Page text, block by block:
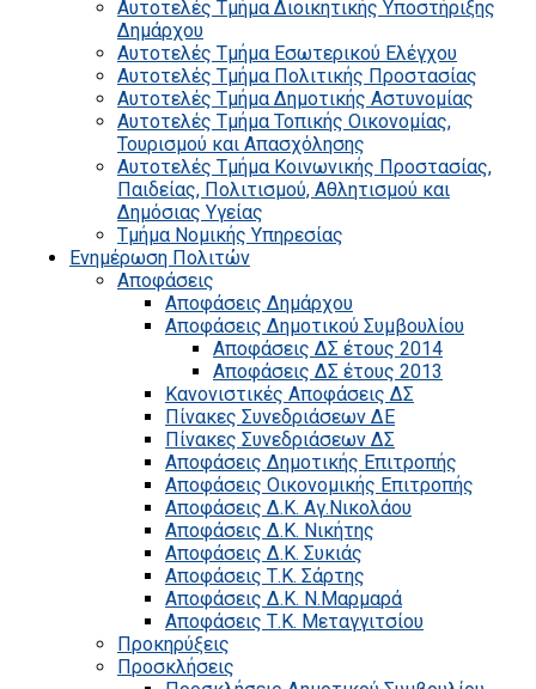
Αυτοτελές Τμήμα Διοικητικής Υποστήριξης
Δημάρχου
Αυτοτελές Τμήμα Εσωτερικού Ελέγχου
Αυτοτελές Τμήμα Πολιτικής Προστασίας
Αυτοτελές Τμήμα Δημοτικής Αστυνομίας
Αυτοτελές Τμήμα Τοπικής Οικονομίας,
Τουρισμού και Απασχόλησης
Αυτοτελές Τμήμα Κοινωνικής Προστασίας,
Παιδείας, Πολιτισμού, Αθλητισμού και
Δημόσιας Υγείας
Τμήμα Νομικής Υπηρεσίας
Ενημέρωση Πολιτών
Αποφάσεις
Αποφάσεις Δημάρχου
Αποφάσεις Δημοτικού Συμβουλίου
Αποφάσεις ΔΣ έτους 2014
Αποφάσεις ΔΣ έτους 2013
Κανονιστικές Αποφάσεις ΔΣ
Πίνακες Συνεδριάσεων ΔΕ
Πίνακες Συνεδριάσεων ΔΣ
Αποφάσεις Δημοτικής Επιτροπής
Αποφάσεις Οικονομικής Επιτροπής
Αποφάσεις Δ.Κ. Αγ.Νικολάου
Αποφάσεις Δ.Κ. Νικήτης
Αποφάσεις Δ.Κ. Συκιάς
Αποφάσεις Τ.Κ. Σάρτης
Αποφάσεις Δ.Κ. Ν.Μαρμαρά
Αποφάσεις Τ.Κ. Μεταγγιτσίου
Προκηρύξεις
Προσκλήσεις